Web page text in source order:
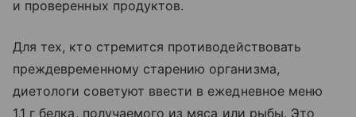
и проверенных продуктов.
Для тех, кто стремится противодействовать
преждевременному старению организма,
диетологи советуют ввести в ежедневное меню
1,1 г белка, получаемого из мяса или рыбы. Это